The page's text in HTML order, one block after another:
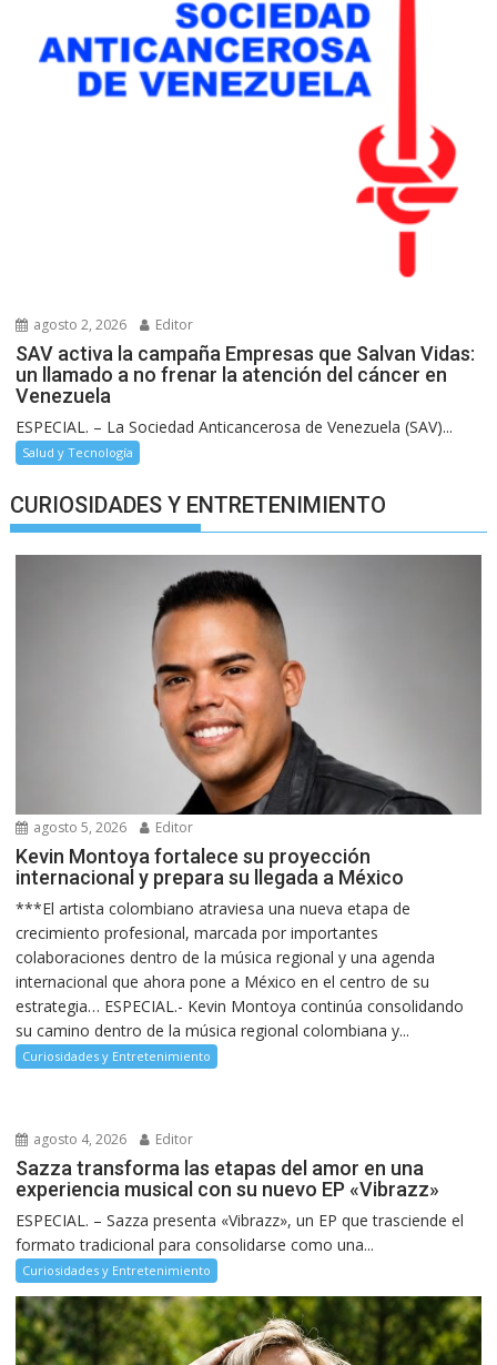
agosto 2, 2026 Editor
SAV activa la campaña Empresas que Salvan Vidas:
un llamado a no frenar la atención del cáncer en
Venezuela
ESPECIAL. – La Sociedad Anticancerosa de Venezuela (SAV)...
Salud y Tecnología
CURIOSIDADES Y ENTRETENIMIENTO
agosto 5, 2026 Editor
Kevin Montoya fortalece su proyección
internacional y prepara su llegada a México
***El artista colombiano atraviesa una nueva etapa de
crecimiento profesional, marcada por importantes
colaboraciones dentro de la música regional y una agenda
internacional que ahora pone a México en el centro de su
estrategia… ESPECIAL.- Kevin Montoya continúa consolidando
su camino dentro de la música regional colombiana y...
Curiosidades y Entretenimiento
agosto 4, 2026 Editor
Sazza transforma las etapas del amor en una
experiencia musical con su nuevo EP «Vibrazz»
ESPECIAL. – Sazza presenta «Vibrazz», un EP que trasciende el
formato tradicional para consolidarse como una...
Curiosidades y Entretenimiento